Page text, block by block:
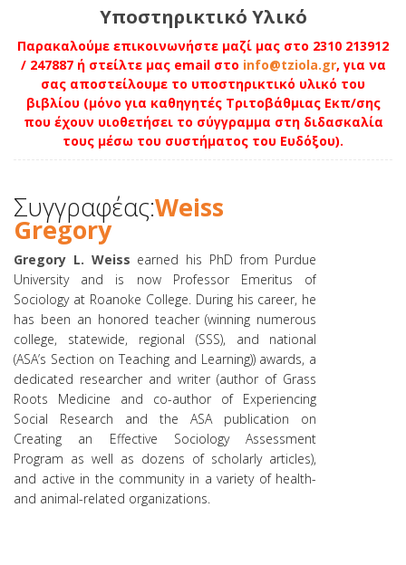
Υποστηρικτικό Υλικό
Παρακαλούμε επικοινωνήστε μαζί μας στο 2310 213912
/ 247887 ή στείλτε μας email στο info@tziola.gr, για να
σας αποστείλουμε το υποστηρικτικό υλικό του
βιβλίου (μόνο για καθηγητές Τριτοβάθμιας Εκπ/σης
που έχουν υιοθετήσει το σύγγραμμα στη διδασκαλία
τους μέσω του συστήματος του Ευδόξου).
Συγγραφέας:Weiss
Gregory
Gregory L. Weiss earned his PhD from Purdue
University and is now Professor Emeritus of
Sociology at Roanoke College. During his career, he
has been an honored teacher (winning numerous
college, statewide, regional (SSS), and national
(ASA’s Section on Teaching and Learning)) awards, a
dedicated researcher and writer (author of Grass
Roots Medicine and co-author of Experiencing
Social Research and the ASA publication on
Creating an Effective Sociology Assessment
Program as well as dozens of scholarly articles),
and active in the community in a variety of health-
and animal-related organizations.